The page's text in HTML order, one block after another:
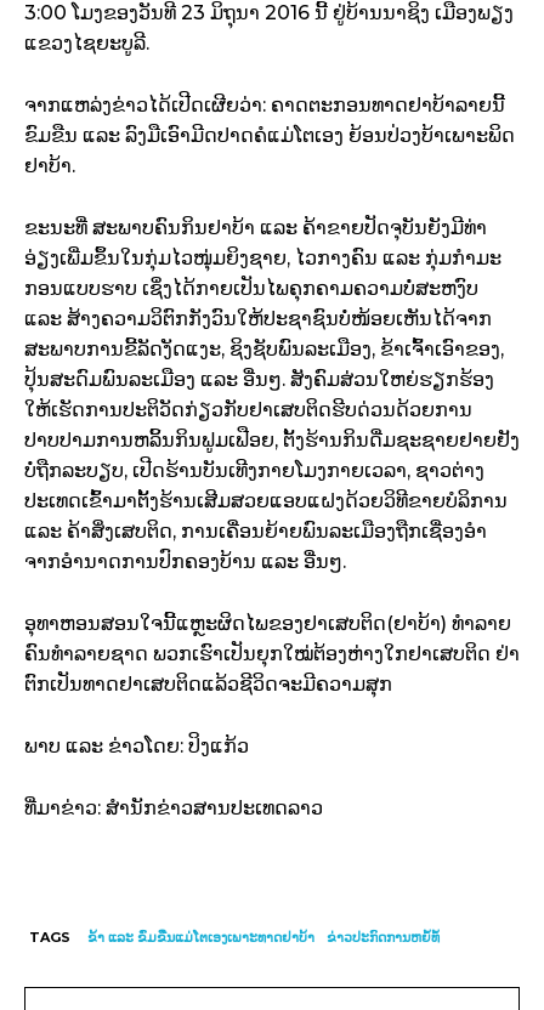
3:00 ໂມງຂອງວັນທີ 23 ມິຖຸນາ 2016 ນີ້ ຢູ່ບ້ານນາຊິງ ເມືອງພຽງ
ແຂວງໄຊຍະບູລີ.
ຈາກແຫລ່ງຂ່າວໄດ້ເປີດເຜີຍວ່າ: ຄາດຕະກອນທາດຢາບ້າລາຍນີ້
ຂົມຂືນ ແລະ ລົງມືເອົາມີດປາດຄໍແມ່ໂຕເອງ ຍ້ອນປ່ວງບ້າເພາະພິດ
ຢາບ້າ.
ຂະນະທີ່ ສະພາບຄົນກິນຢາບ້າ ແລະ ຄ້າຂາຍປັດຈຸບັນຍັງມີທ່າ
ອ່ຽງເພີ່ມຂຶ້ນໃນກຸ່ມໄວໜຸ່ມຍິງຊາຍ, ໄວກາງຄົນ ແລະ ກຸ່ມກໍາມະ
ກອນແບບຮາບ ເຊິ່ງໄດ້ກາຍເປັນໄພຄຸກຄາມຄວາມບໍ່ສະຫງົບ
ແລະ ສ້າງຄວາມວິຕົກກັງວົນໃຫ້ປະຊາຊົນບໍ່ໜ້ອຍເຫັນໄດ້ຈາກ
ສະພາບການຂີ້ລັດງັດແງະ, ຊິງຊັບພົນລະເມືອງ, ຂ້າເຈົ້າເອົາຂອງ,
ປຸ້ນສະດົມພົນລະເມືອງ ແລະ ອື່ນໆ. ສັງຄົມສ່ວນໃຫຍ່ຮຽກຮ້ອງ
ໃຫ້ເຮັດການປະຕິວັດກ່ຽວກັບຢາເສບຕິດຮີບດ່ວນດ້ວຍການ
ປາບປາມການຫລິ້ນກິນຟູມເຟືອຍ, ຕັ້ງຮ້ານກິນດື່ມຊະຊາຍຢາຍຢັງ
ບໍ່ຖືກລະບຽບ, ເປີດຮ້ານບັນເທີງກາຍໂມງກາຍເວລາ, ຊາວຕ່າງ
ປະເທດເຂົ້າມາຕັ້ງຮ້ານເສີມສວຍແອບແຝງດ້ວຍວິທີຂາຍບໍລິການ
ແລະ ຄ້າສິ່ງເສບຕິດ, ການເຄື່ອນຍ້າຍພົນລະເມືອງຖືກເຊື່ອງອໍາ
ຈາກອໍານາດການປົກຄອງບ້ານ ແລະ ອື່ນໆ.
ອຸທາຫອນສອນໃຈນີ້ແຫຼະຜິດໄພຂອງຢາເສບຕິດ(ຢາບ້າ) ທຳລາຍ
ຄົນທຳລາຍຊາດ ພວກເຮົາເປັນຍຸກໃໝ່ຕ້ອງຫ່າງໃກຢາເສບຕິດ ຢ່າ
ຕົກເປັນທາດຢາເສບຕິດແລ້ວຊີວິດຈະມີຄວາມສຸກ
ພາບ ແລະ ຂ່າວໂດຍ: ປິງແກ້ວ
ທີ່ມາຂ່າວ: ສຳນັກຂ່າວສານປະເທດລາວ
TAGS ຂ້າ ແລະ ຂົ່ມຂືນແມ່ໂຕເອງເພາະທາດຢາບ້າ ຂ່າວປະກົດການຫຍໍ້ທໍ້